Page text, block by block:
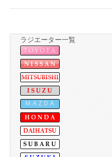
ラジエーター一覧